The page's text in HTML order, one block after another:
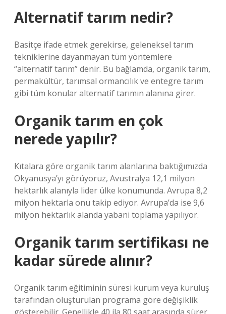
Alternatif tarım nedir?
Basitçe ifade etmek gerekirse, geleneksel tarım
tekniklerine dayanmayan tüm yöntemlere
“alternatif tarım” denir. Bu bağlamda, organik tarım,
permakültür, tarımsal ormancılık ve entegre tarım
gibi tüm konular alternatif tarımın alanına girer.
Organik tarım en çok
nerede yapılır?
Kıtalara göre organik tarım alanlarına baktığımızda
Okyanusya’yı görüyoruz, Avustralya 12,1 milyon
hektarlık alanıyla lider ülke konumunda. Avrupa 8,2
milyon hektarla onu takip ediyor. Avrupa’da ise 9,6
milyon hektarlık alanda yabani toplama yapılıyor.
Organik tarım sertifikası ne
kadar sürede alınır?
Organik tarım eğitiminin süresi kurum veya kuruluş
tarafından oluşturulan programa göre değişiklik